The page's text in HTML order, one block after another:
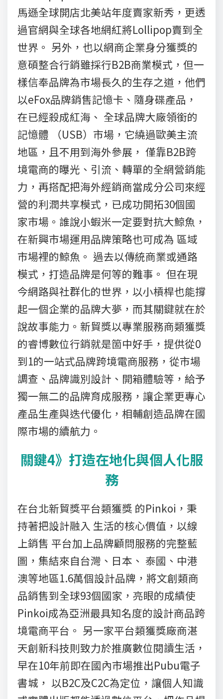
馬遜全球開店北美站年度賣家新秀，更透
過官網與全球各地網紅將Lollipop賣到全
世界。 另外，也以網商企業身分獲獎的
意碩整合行銷雖採行B2B商業模式，但一
樣信奉品牌為市場長久的生存之道，他們
以eFox品牌銷售記憶卡、隨身碟產品，
在已經殺成紅海、 全球品牌大廠領銜的
記憶體 （USB）市場，它繞過歐美主流
地區，且不用到海外參展， 僅靠B2B跨
境電商的曝光、引流、轉單的全網營銷能
力，再搭配把海外經銷商當成分公司來經
營的利潤共享模式，已成功開拓30個國
家市場。誰說小蝦米一定要對抗大鯨魚，
在新興市場運用品牌策略也可成為 區域
市場裡的鯨魚。 過去以傳統商業或通路
模式，打造品牌是何等的難事。 但在現
今網路與社群化的世界，以小槓桿也能撐
起一個企業的品牌大夢，而其關鍵就在於
說故事能力。新貿獎以專業服務商類獲獎
的睿博數位行銷就是箇中好手，提供從0
到1的一站式品牌跨境電商服務，從市場
調查、品牌識別設計、開箱體驗等，給予
獨一無二的品牌育成服務，讓企業更專心
產品生產與迭代優化，相輔創造品牌在國
際市場的續航力。
關鍵4》打造在地化與個人化服
務
在台北新貿獎平台類獲獎 的Pinkoi，秉
持著把設計融入 生活的核心價值，以線
上銷售 平台加上品牌顧問服務的完整藍
圖，集結來自台灣、日本、 泰國、中港
澳等地區1.6萬個設計品牌，將文創類商
品銷售到全球93個國家，亮眼的成績使
Pinkoi成為亞洲最具知名度的設計商品跨
境電商平台。 另一家平台類獲獎廠商湛
天創新科技則致力於推廣數位閱讀生活，
早在10年前即在國內市場推出Pubu電子
書城， 以B2C及C2C為定位，讓個人知識